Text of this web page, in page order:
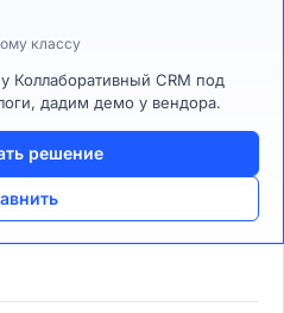
классу
CRM под
дадим демо у вендора.
решение